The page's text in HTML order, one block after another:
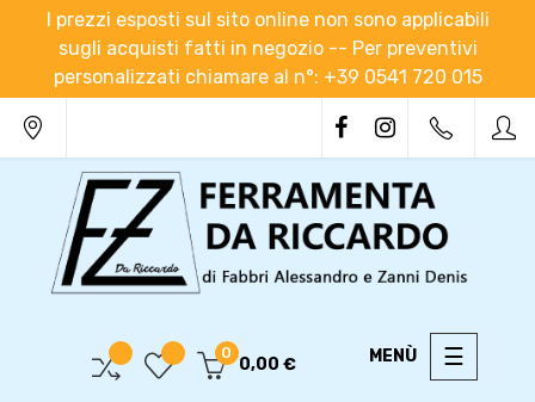
I prezzi esposti sul sito online non sono applicabili
sugli acquisti fatti in negozio -- Per preventivi
personalizzati chiamare al n°: +39 0541 720 015
Toggle
☰
0
0,00 €